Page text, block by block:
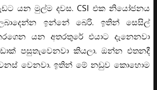
යන මුල්ම දවස. CSI එක නියෝජනය
ඉන්නේ බෙරි. ඉතින් සෙසිල්
යන අතරතුරේ එයාට දැනෙනවා
පසුතැවෙනවා කියලා. ඔන්න එතනදී
වෙනවා. ඉතින් මේ නඩුව කොහොම